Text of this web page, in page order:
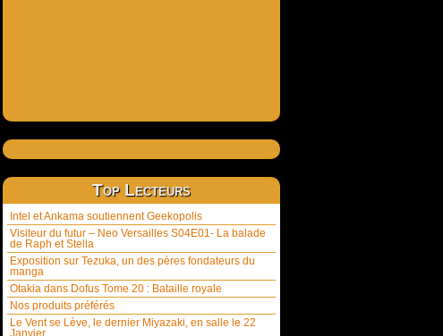
Top Lecteurs
Intel et Ankama soutiennent Geekopolis
Visiteur du futur – Neo Versailles S04E01- La balade
de Raph et Stella
Exposition sur Tezuka, un des pères fondateurs du
manga
Otakia dans Dofus Tome 20 : Bataille royale
Nos produits préférés
Le Vent se Lève, le dernier Miyazaki, en salle le 22
Janvier